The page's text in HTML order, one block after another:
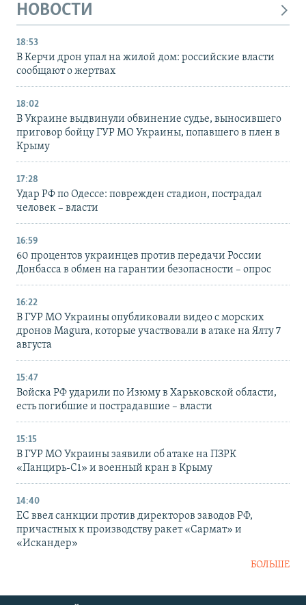
НОВОСТИ
18:53
В Керчи дрон упал на жилой дом: российские власти
сообщают о жертвах
18:02
В Украине выдвинули обвинение судье, выносившего
приговор бойцу ГУР МО Украины, попавшего в плен в
Крыму
17:28
Удар РФ по Одессе: поврежден стадион, пострадал
человек – власти
16:59
60 процентов украинцев против передачи России
Донбасса в обмен на гарантии безопасности – опрос
16:22
В ГУР МО Украины опубликовали видео с морских
дронов Magura, которые участвовали в атаке на Ялту 7
августа
15:47
Войска РФ ударили по Изюму в Харьковской области,
есть погибшие и пострадавшие – власти
15:15
В ГУР МО Украины заявили об атаке на ПЗРК
«Панцирь-С1» и военный кран в Крыму
14:40
ЕС ввел санкции против директоров заводов РФ,
причастных к производству ракет «Сармат» и
«Искандер»
БОЛЬШЕ